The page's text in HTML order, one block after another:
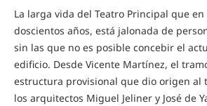
La larga vida del Teatro Principal que
doscientos años, está jalonada de
sin las que no es posible concebir el
edificio. Desde Vicente Martínez, el
estructura provisional que dio origen al
los arquitectos Miguel Jeliner y José de